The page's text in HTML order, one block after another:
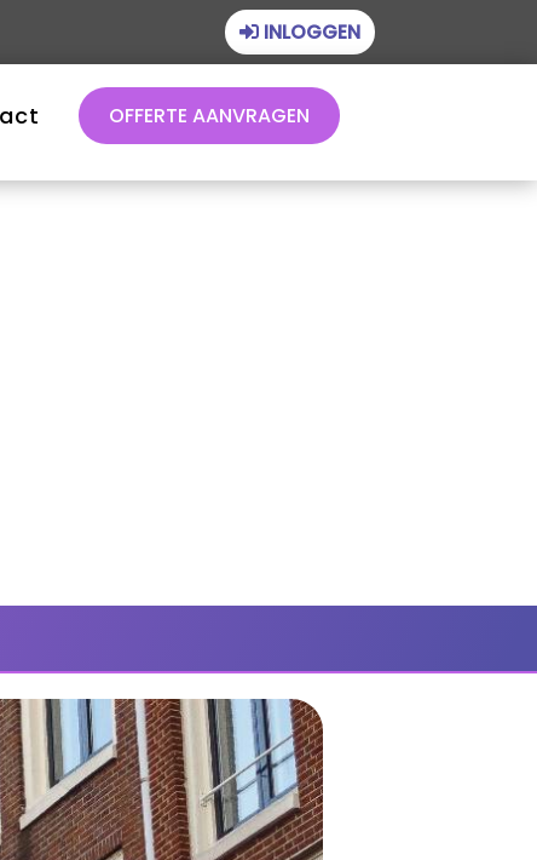
INLOGGEN
OFFERTE AANVRAGEN